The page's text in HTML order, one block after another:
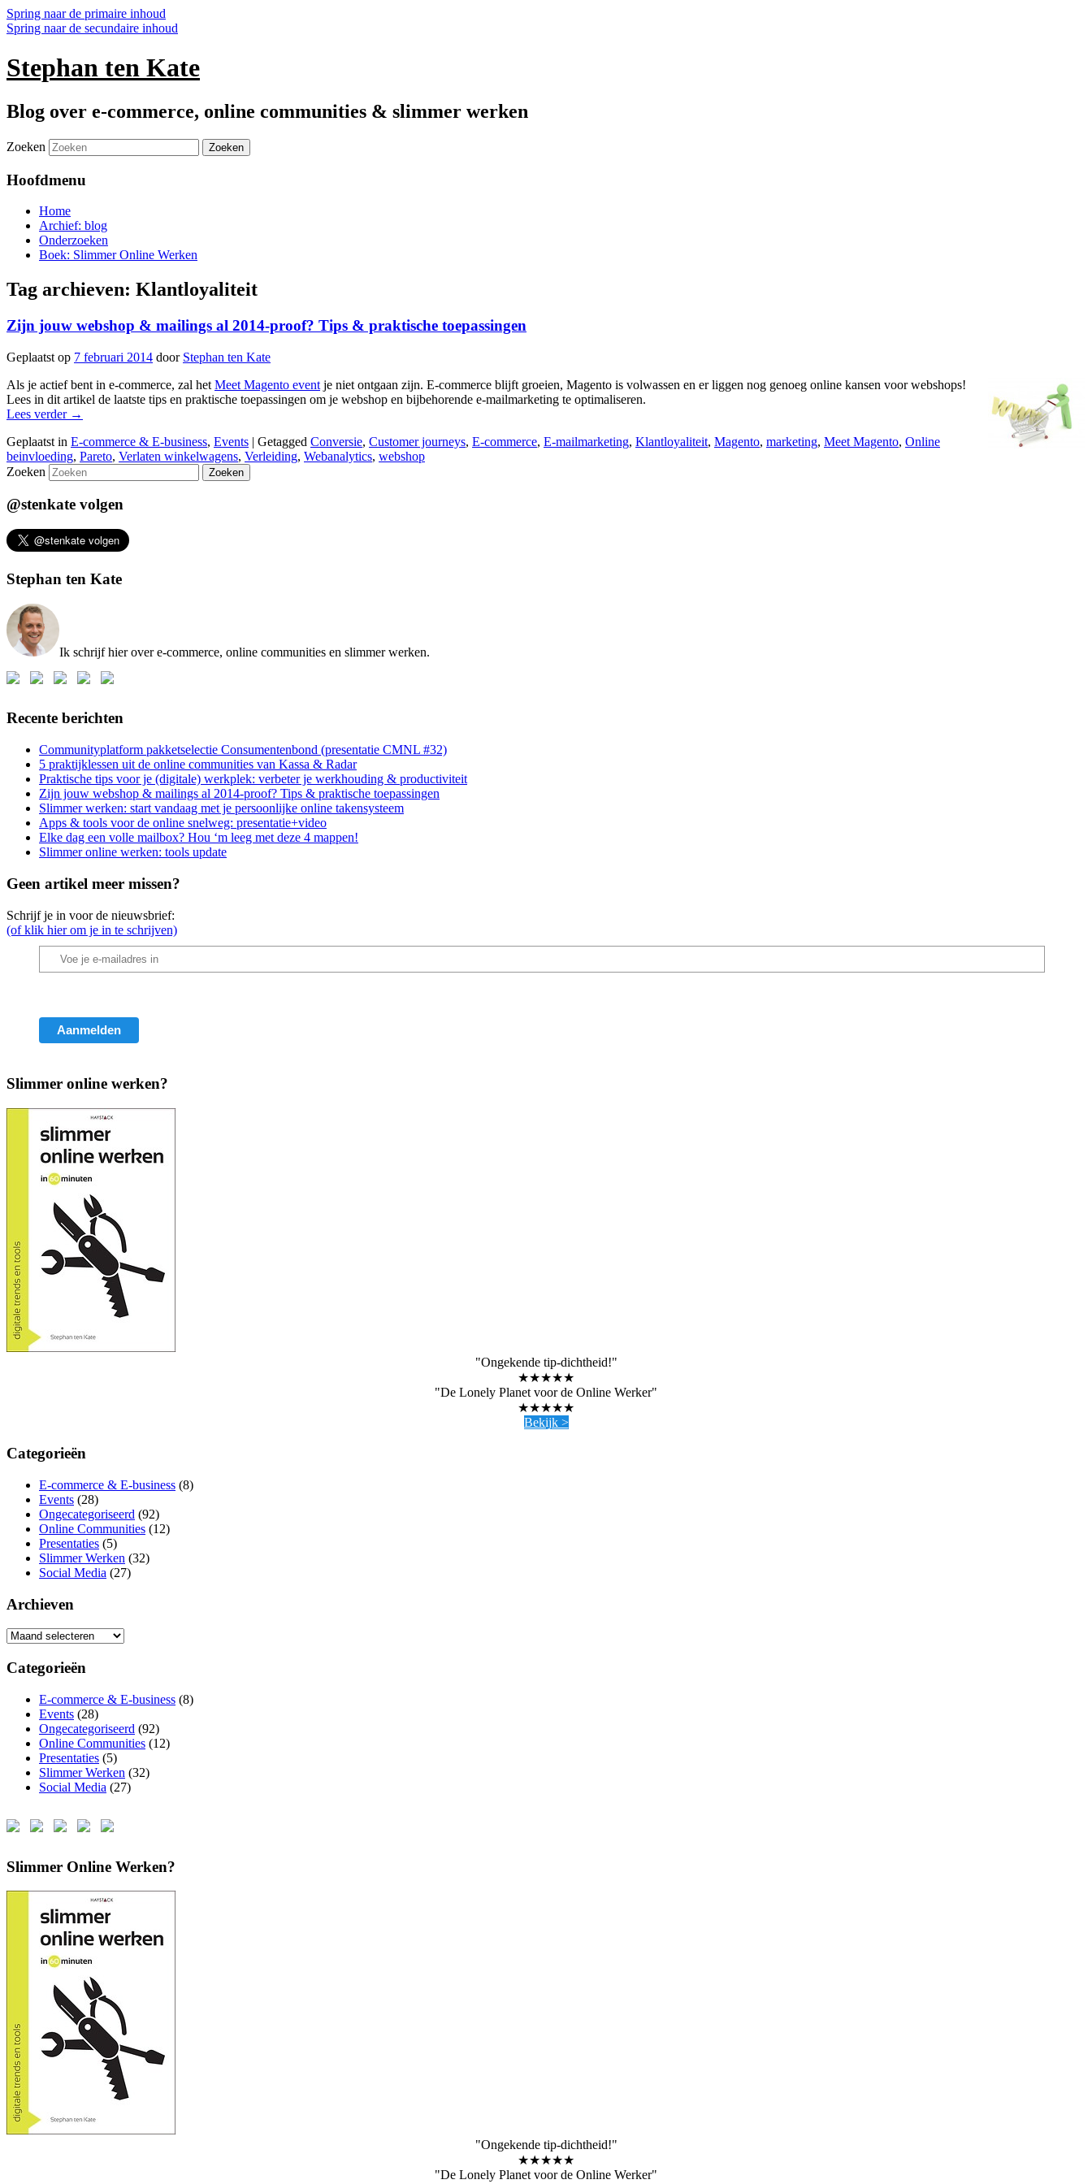
Spring naar de primaire inhoud
Spring naar de secundaire inhoud
Stephan ten Kate
Blog over e-commerce, online communities & slimmer werken
Zoeken
Hoofdmenu
Home
Archief: blog
Onderzoeken
Boek: Slimmer Online Werken
Tag archieven: Klantloyaliteit
Zijn jouw webshop & mailings al 2014-proof? Tips & praktische toepassingen
Geplaatst op 7 februari 2014 door Stephan ten Kate
Als je actief bent in e-commerce, zal het Meet Magento event je niet ontgaan zijn. E-commerce blijft groeien, Magento is volwassen en er liggen nog genoeg online kansen voor webshops!
Lees in dit artikel de laatste tips en praktische toepassingen om je webshop en bijbehorende e-mailmarketing te optimaliseren.
Lees verder →
Geplaatst in E-commerce & E-business, Events | Getagged Conversie, Customer journeys, E-commerce, E-mailmarketing, Klantloyaliteit, Magento, marketing, Meet Magento, Online
beinvloeding, Pareto, Verlaten winkelwagens, Verleiding, Webanalytics, webshop
Zoeken
@stenkate volgen
Stephan ten Kate
Ik schrijf hier over e-commerce, online communities en slimmer werken.
Recente berichten
Communityplatform pakketselectie Consumentenbond (presentatie CMNL #32)
5 praktijklessen uit de online communities van Kassa & Radar
Praktische tips voor je (digitale) werkplek: verbeter je werkhouding & productiviteit
Zijn jouw webshop & mailings al 2014-proof? Tips & praktische toepassingen
Slimmer werken: start vandaag met je persoonlijke online takensysteem
Apps & tools voor de online snelweg: presentatie+video
Elke dag een volle mailbox? Hou ‘m leeg met deze 4 mappen!
Slimmer online werken: tools update
Geen artikel meer missen?
Schrijf je in voor de nieuwsbrief:
(of klik hier om je in te schrijven)
Slimmer online werken?
"Ongekende tip-dichtheid!"
★★★★★
"De Lonely Planet voor de Online Werker"
★★★★★
Bekijk >
Categorieën
E-commerce & E-business (8)
Events (28)
Ongecategoriseerd (92)
Online Communities (12)
Presentaties (5)
Slimmer Werken (32)
Social Media (27)
Archieven
Archieven
Categorieën
E-commerce & E-business (8)
Events (28)
Ongecategoriseerd (92)
Online Communities (12)
Presentaties (5)
Slimmer Werken (32)
Social Media (27)
Slimmer Online Werken?
"Ongekende tip-dichtheid!"
★★★★★
"De Lonely Planet voor de Online Werker"